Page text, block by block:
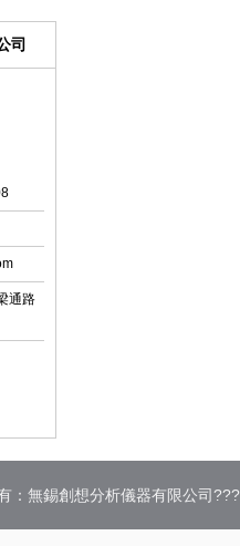
司
通路
：無錫創想分析儀器有限公司???